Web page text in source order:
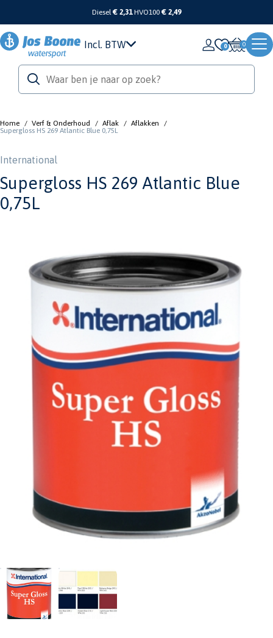
Diesel€ 2,31 HVO100 € 2,49
Incl. BTW 0
Home / Verf & Onderhoud / Aflak / Aflakken
/
Supergloss HS 269 Atlantic Blue 0,75L
International
Supergloss HS 269 Atlantic Blue
0,75L